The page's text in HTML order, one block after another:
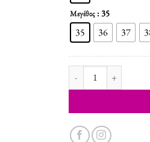
Μεγέθος : 35
35 36 37